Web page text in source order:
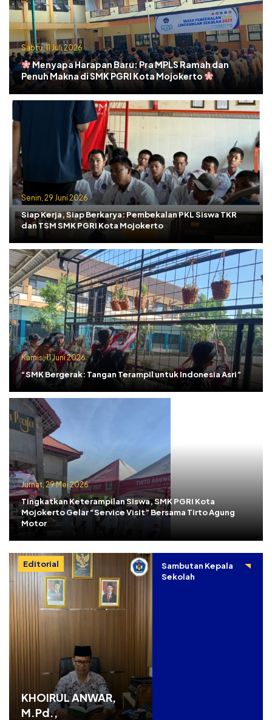
Sabtu, 11 Juli 2026
Menyapa Harapan Baru: Pra MPLS Ramah dan
Penuh Makna di SMK PGRI Kota Mojokerto
Senin, 29 Juni 2026
Siap Kerja, Siap Berkarya: Pembekalan PKL Siswa TKR
dan TSM SMK PGRI Kota Mojokerto
Kamis, 11 Juni 2026
“SMK Bergerak: Tangan Terampil untuk Indonesia Asri”
Jumat, 29 Mei 2026
Tingkatkan Keterampilan Siswa, SMK PGRI Kota
Mojokerto Gelar “Service Visit” Bersama Tirto Agung
Motor
Editorial
KHOIRUL ANWAR,
M.Pd.,
Sambutan Kepala
Sekolah